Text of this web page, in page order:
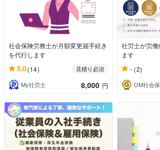
社会保険労務士が月額変更届手続き
を代行します
5.0(14)
見積り必須
My社労士
8,000 円
社労士が労
ます
- (2)